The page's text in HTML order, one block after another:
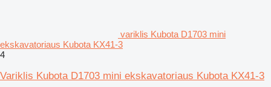
variklis Kubota D1703 mini
ekskavatoriaus Kubota KX41-3
4
Variklis Kubota D1703 mini ekskavatoriaus Kubota KX41-3